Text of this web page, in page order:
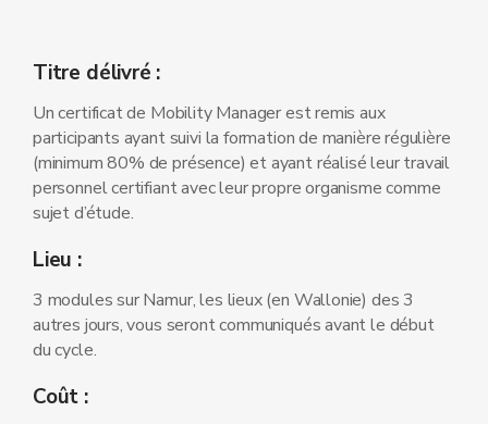
Titre délivré :
Un certificat de Mobility Manager est remis aux
participants ayant suivi la formation de manière régulière
(minimum 80% de présence) et ayant réalisé leur travail
personnel certifiant avec leur propre organisme comme
sujet d’étude.
Lieu :
3 modules sur Namur, les lieux (en Wallonie) des 3
autres jours, vous seront communiqués avant le début
du cycle.
Coût :